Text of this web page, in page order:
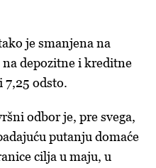
je smanjena na
na depozitne i kreditne
7,25 odsto.
odbor je, pre svega,
putanju domaće
cilja u maju, u